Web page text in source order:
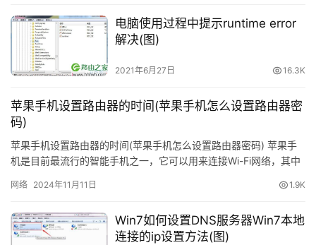
器
码
路
由
器
科
电脑使用过程中提示runtime error
解决(图)
2021年6月27日 16.3K
苹果手机设置路由器的时间(苹果手机怎么设置路由器密
码)
苹果手机设置路由器的时间(苹果手机怎么设置路由器密码) 苹果手
机是目前最流行的智能手机之一，它可以用来连接Wi-Fi网络，其中
网络 2024年11月11日 1.9K
Win7如何设置DNS服务器Win7本地
连接的ip设置方法(图)